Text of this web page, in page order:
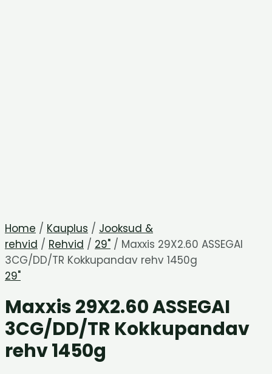
Home / Kauplus / Jooksud &
rehvid / Rehvid / 29" / Maxxis 29X2.60 ASSEGAI
3CG/DD/TR Kokkupandav rehv 1450g
29"
Maxxis 29X2.60 ASSEGAI
3CG/DD/TR Kokkupandav
rehv 1450g